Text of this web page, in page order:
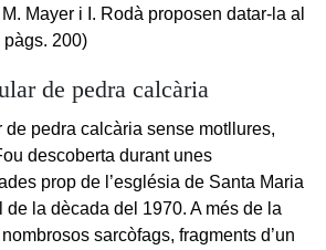
Mayer i I. Rodà proposen datar-la al
pàgs. 200)
de pedra calcària
de pedra calcària sense motllures,
descoberta durant unes
prop de l’església de Santa Maria
la dècada del 1970. A més de la
sarcòfags, fragments d’un